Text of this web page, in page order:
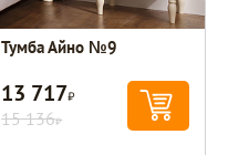
Тумба Айно №9
13 717Р
15 136Р